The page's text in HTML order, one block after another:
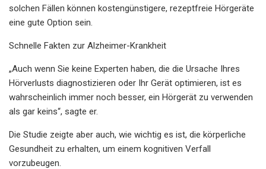
solchen Fällen können kostengünstigere, rezeptfreie Hörgeräte
eine gute Option sein.
Schnelle Fakten zur Alzheimer-Krankheit
„Auch wenn Sie keine Experten haben, die die Ursache Ihres
Hörverlusts diagnostizieren oder Ihr Gerät optimieren, ist es
wahrscheinlich immer noch besser, ein Hörgerät zu verwenden
als gar keins“, sagte er.
Die Studie zeigte aber auch, wie wichtig es ist, die körperliche
Gesundheit zu erhalten, um einem kognitiven Verfall
vorzubeugen.